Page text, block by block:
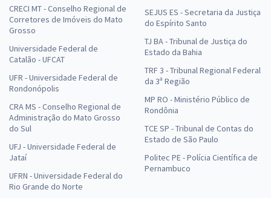
CRECI MT - Conselho Regional de
Corretores de Imóveis do Mato
Grosso
Universidade Federal de
Catalão - UFCAT
UFR - Universidade Federal de
Rondonópolis
CRA MS - Conselho Regional de
Administração do Mato Grosso
do Sul
UFJ - Universidade Federal de
Jataí
UFRN - Universidade Federal do
Rio Grande do Norte
SEJUS ES - Secretaria da Justiça
do Espírito Santo
TJ BA - Tribunal de Justiça do
Estado da Bahia
TRF 3 - Tribunal Regional Federal
da 3ª Região
MP RO - Ministério Público de
Rondônia
TCE SP - Tribunal de Contas do
Estado de São Paulo
Politec PE - Polícia Científica de
Pernambuco